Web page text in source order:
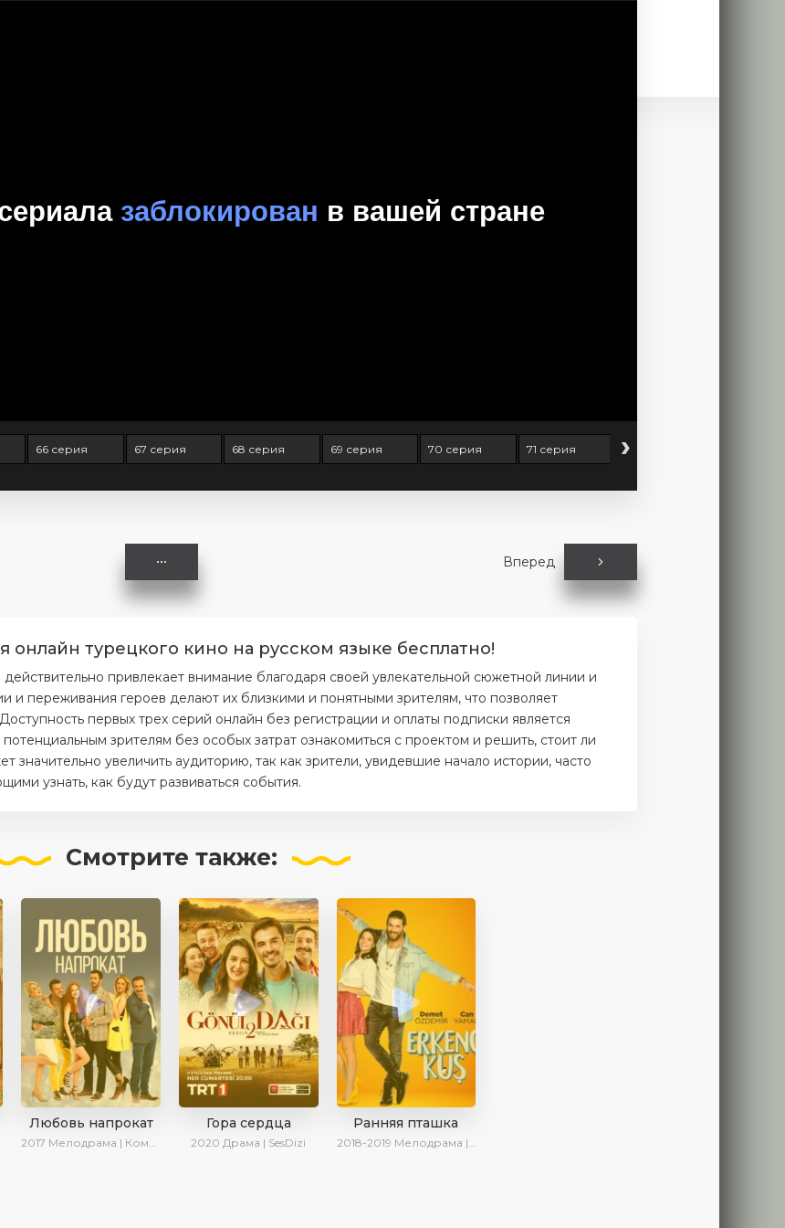
66 серия 67 серия 68 серия 69 серия 70 серия 71 серия 72 серия
›
Вперед
онлайн турецкого кино на русском языке бесплатно!
привлекает внимание благодаря своей увлекательной сюжетной линии и
и переживания героев делают их близкими и понятными зрителям, что позволяет
первых трех серий онлайн без регистрации и оплаты подписки является
зрителям без особых затрат ознакомиться с проектом и решить, стоит ли
значительно увеличить аудиторию, так как зрители, увидевшие начало истории, часто
узнать, как будут развиваться события.
Смотрите также:
Любовь напрокат
2017 Мелодрама | Комедия | Ирина Котова
Гора сердца
2020 Драма | SesDizi
Ранняя пташка
2018-2019 Мелодрама | Драма | Комедия | SesDizi | Ирина Котова